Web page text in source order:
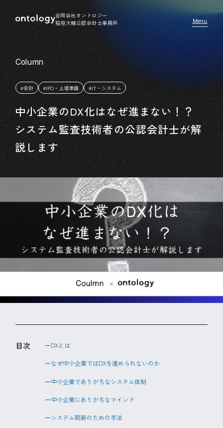
合同会社オントロジー
稲垣大輔公認会計士事務所
#会計 #IPO・上場準備 #IT・システム
中小企業のDX化はなぜ進まない！？
システム監査技術者の公認会計士が解
説します
目次 DXとは
なぜ中小企業ではDXを進められないのか
中小企業でありがちなシステム体制
中小企業にありがちなマインド
システム刷新のための手法